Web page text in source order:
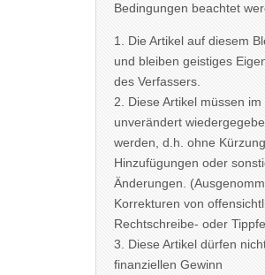
Bedingungen beachtet
1. Die Artikel auf diesem
und bleiben geistiges
des Verfassers.
2. Diese Artikel müssen im
unverändert
werden, d.h. ohne
Hinzufügungen oder
Änderungen.
Korrekturen von
Rechtschreibe- oder
3. Diese Artikel dürfen
finanziellen Gewinn